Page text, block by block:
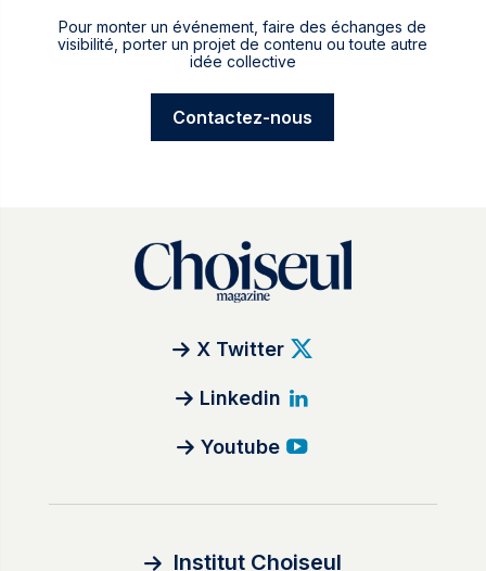
Pour monter un événement, faire des échanges de
visibilité, porter un projet de contenu ou toute autre
idée collective
Contactez-nous
X Twitter
Linkedin
Youtube
Institut Choiseul